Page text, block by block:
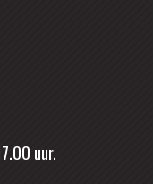
uur.